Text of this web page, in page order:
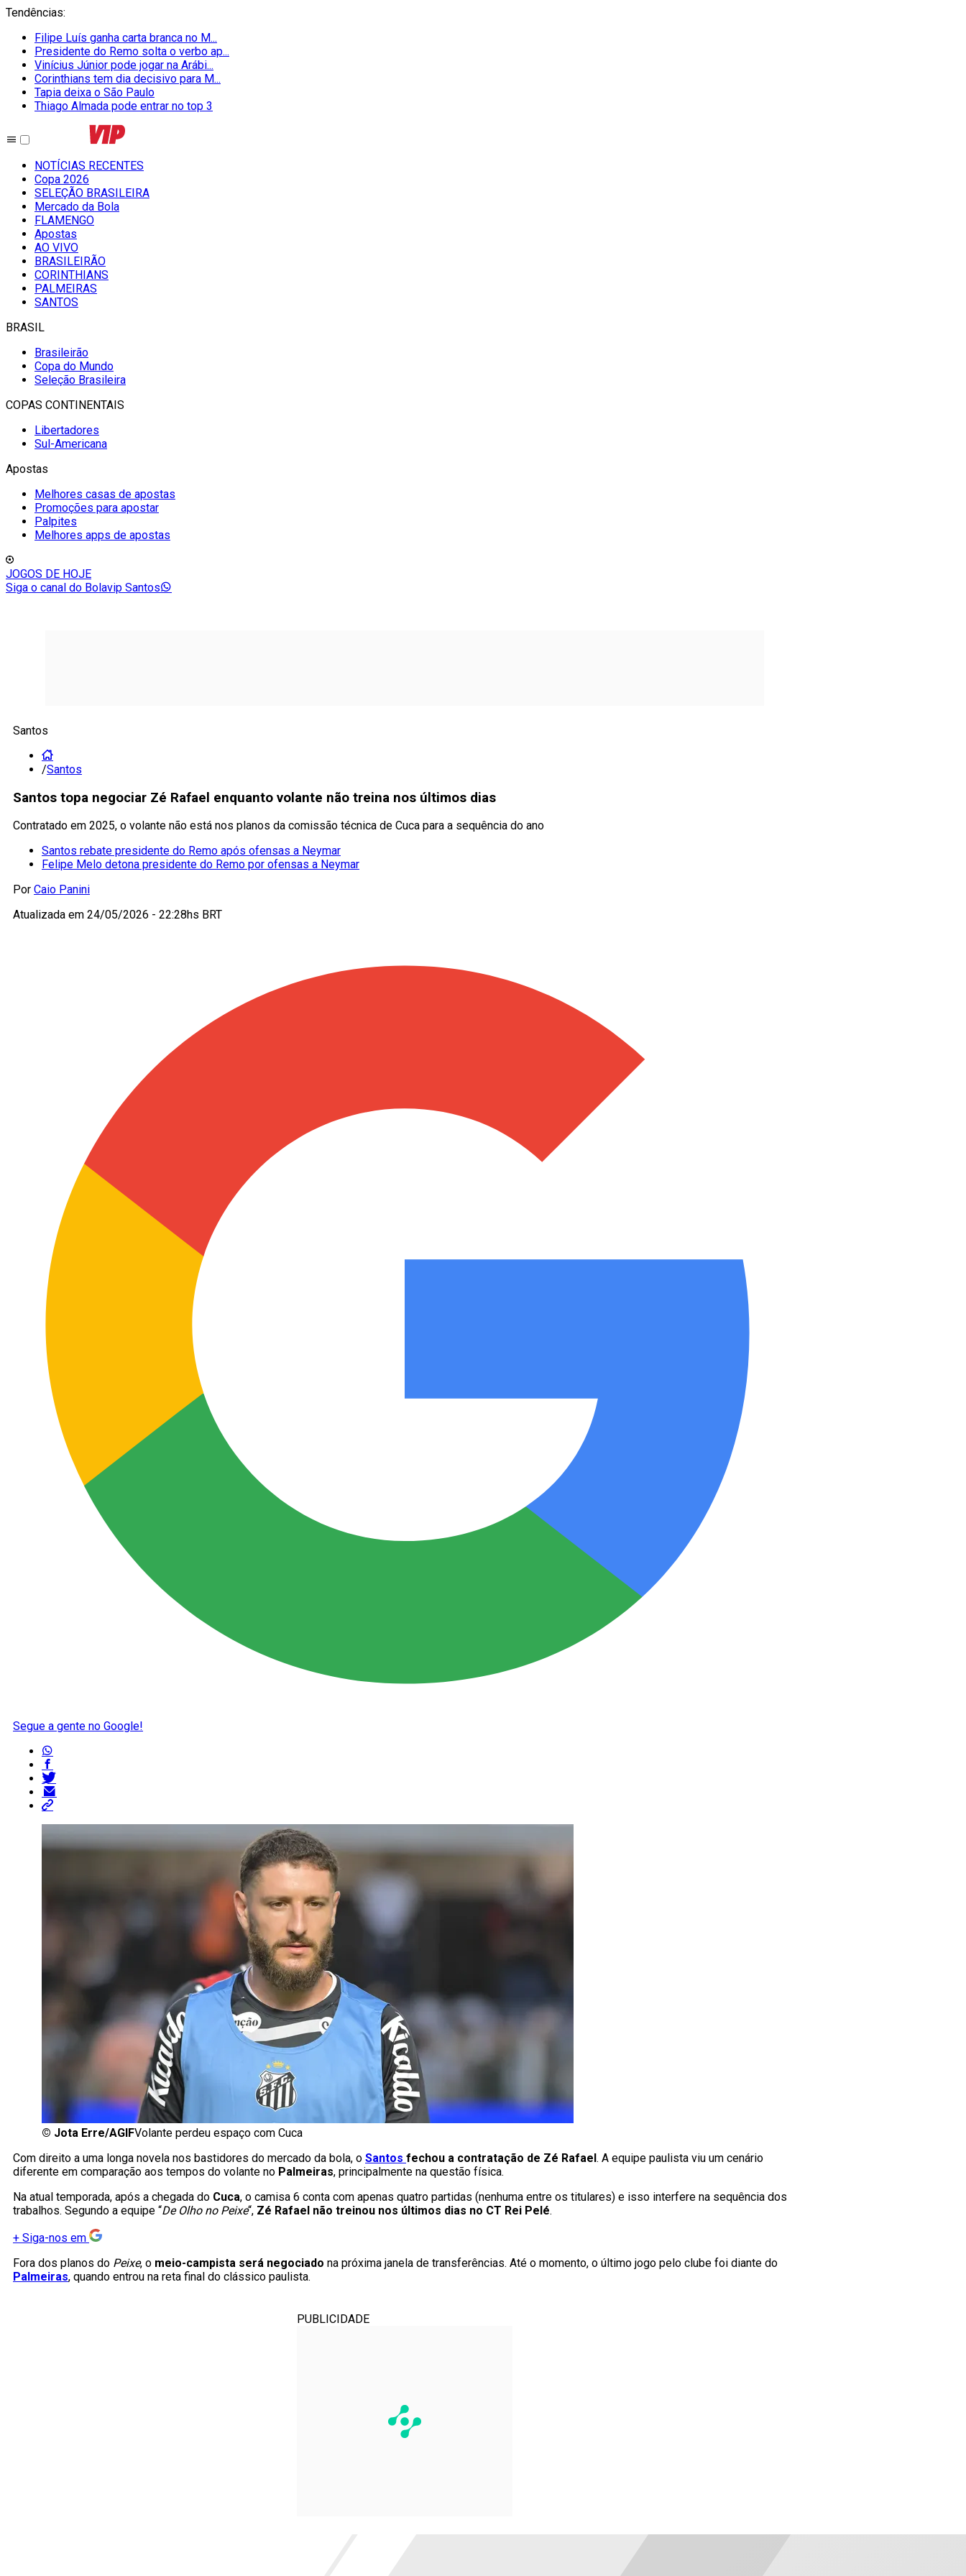
Tendências:
Filipe Luís ganha carta branca no M...
Presidente do Remo solta o verbo ap...
Vinícius Júnior pode jogar na Arábi...
Corinthians tem dia decisivo para M...
Tapia deixa o São Paulo
Thiago Almada pode entrar no top 3
NOTÍCIAS RECENTES
Copa 2026
SELEÇÃO BRASILEIRA
Mercado da Bola
FLAMENGO
Apostas
AO VIVO
BRASILEIRÃO
CORINTHIANS
PALMEIRAS
SANTOS
BRASIL
Brasileirão
Copa do Mundo
Seleção Brasileira
COPAS CONTINENTAIS
Libertadores
Sul-Americana
Apostas
Melhores casas de apostas
Promoções para apostar
Palpites
Melhores apps de apostas
JOGOS DE HOJE
Siga o canal do Bolavip Santos
Santos
/Santos
Santos topa negociar Zé Rafael enquanto volante não treina nos últimos dias
Contratado em 2025, o volante não está nos planos da comissão técnica de Cuca para a sequência do ano
Santos rebate presidente do Remo após ofensas a Neymar
Felipe Melo detona presidente do Remo por ofensas a Neymar
Por Caio Panini
Atualizada em 24/05/2026 - 22:28hs BRT
Segue a gente no Google!
© Jota Erre/AGIFVolante perdeu espaço com Cuca
Com direito a uma longa novela nos bastidores do mercado da bola, o Santos fechou a contratação de Zé Rafael . A equipe paulista viu um cenário
diferente em comparação aos tempos do volante no Palmeiras, principalmente na questão física.
Na atual temporada, após a chegada do Cuca, o camisa 6 conta com apenas quatro partidas (nenhuma entre os titulares) e isso interfere na sequência dos
trabalhos. Segundo a equipe “De Olho no Peixe“, Zé Rafael não treinou nos últimos dias no CT Rei Pelé.
+ Siga-nos em
Fora dos planos do Peixe, o meio-campista será negociado na próxima janela de transferências. Até o momento, o último jogo pelo clube foi diante do
Palmeiras, quando entrou na reta final do clássico paulista.
PUBLICIDADE